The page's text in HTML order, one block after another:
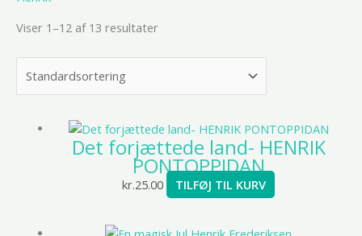
Viser 1–12 af 13 resultater
Det forjættede land- HENRIK
PONTOPPIDAN
kr.25.00 TILFØJ TIL KURV